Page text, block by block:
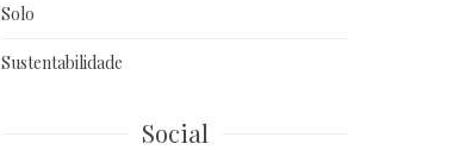
Solo
Sustentabilidade
Social